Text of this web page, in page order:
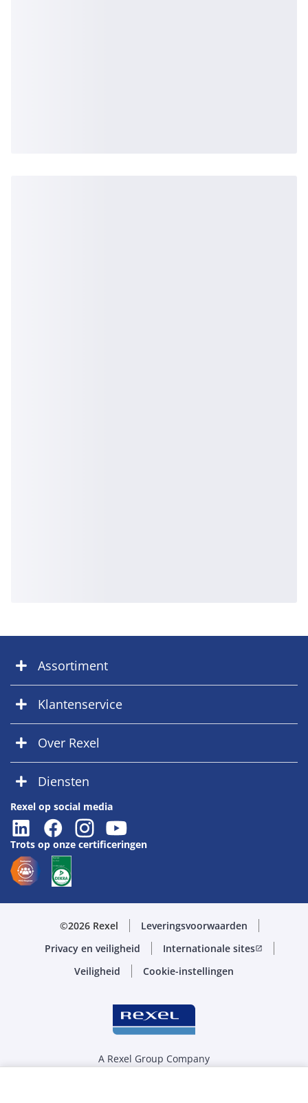
Assortiment
Klantenservice
Over Rexel
Diensten
Rexel op social media
Trots op onze certificeringen
©2026 Rexel
Leveringsvoorwaarden
Privacy en veiligheid
Internationale sitesopen_in_new
Veiligheid Cookie-instellingen
A Rexel Group Company